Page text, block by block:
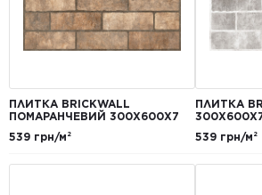
ПЛИТКА BRICKWALL
ПОМАРАНЧЕВИЙ 300Х600Х7
539 грн/м²
ПЛИТКА
539 грн/м²